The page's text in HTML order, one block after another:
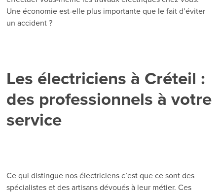
Une économie est-elle plus importante que le fait d’éviter
un accident ?
Les électriciens à Créteil :
des professionnels à votre
service
Ce qui distingue nos électriciens c’est que ce sont des
spécialistes et des artisans dévoués à leur métier. Ces